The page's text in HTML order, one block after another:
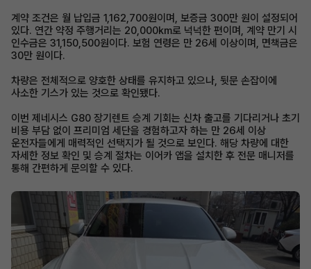
계약 조건은 월 납입금 1,162,700원이며, 보증금 300만 원이 설정되어
있다. 연간 약정 주행거리는 20,000km로 넉넉한 편이며, 계약 만기 시
인수금은 31,150,500원이다. 보험 연령은 만 26세 이상이며, 면책금은
30만 원이다.
차량은 전체적으로 양호한 상태를 유지하고 있으나, 뒷문 손잡이에
사소한 기스가 있는 것으로 확인됐다.
이번 제네시스 G80 장기렌트 승계 기회는 신차 출고를 기다리거나 초기
비용 부담 없이 프리미엄 세단을 경험하고자 하는 만 26세 이상
운전자들에게 매력적인 선택지가 될 것으로 보인다. 해당 차량에 대한
자세한 정보 확인 및 승계 절차는 이어카 앱을 설치한 후 전문 매니저를
통해 간편하게 문의할 수 있다.